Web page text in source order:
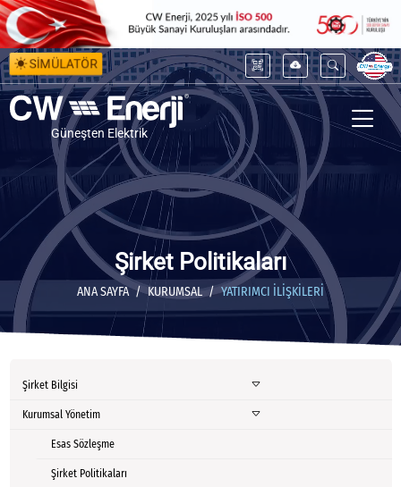
SİMÜLATÖR
Güneşten Elektrik
Şirket Politikaları
ANA SAYFA KURUMSAL YATIRIMCI İLIŞKILERI
Şirket Bilgisi
Kurumsal Yönetim
Esas Sözleşme
Şirket Politikaları